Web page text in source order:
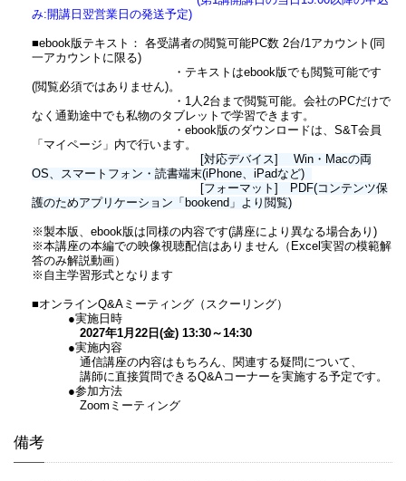
み:開講日翌営業日の発送予定)
■ebook版テキスト： 各受講者の閲覧可能PC数 2台/1アカウント(同
一アカウントに限る)
・テキストはebook版でも閲覧可能です
(閲覧必須ではありません)。
・1人2台まで閲覧可能。会社のPCだけで
なく通勤途中でも私物のタブレットで学習できます。
・ebook版のダウンロードは、S&T会員
「マイページ」内で行います。
[対応デバイス] Win・Macの両
OS、スマートフォン・読書端末(iPhone、iPadなど)
[フォーマット] PDF(コンテンツ保
護のためアプリケーション「bookend」より閲覧)
※製本版、ebook版は同様の内容です(講座により異なる場合あり)
※本講座の本編での映像視聴配信はありません（Excel実習の模範解
答のみ解説動画）
※自主学習形式となります
■オンラインQ&Aミーティング（スクーリング）
●実施日時
2027年1月22日(金) 13:30～14:30
●実施内容
通信講座の内容はもちろん、関連する疑問について、
講師に直接質問できるQ&Aコーナーを実施する予定です。
●参加方法
Zoomミーティング
備考